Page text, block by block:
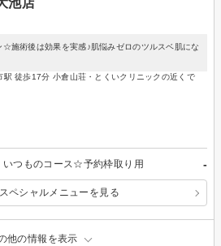
池店
施術後は効果を実感♪肌悩みゼロのツルスベ肌にな
駅 徒歩17分 小倉山荘・とくいクリニックの近くで
いつものコース☆予約枠取り用 -
ペシャルメニューを見る
他の情報を表示